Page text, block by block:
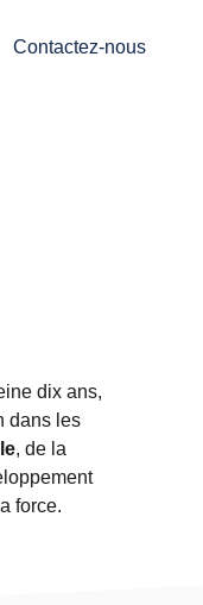
Contactez-nous
dix ans,
dans les
, de la
force.